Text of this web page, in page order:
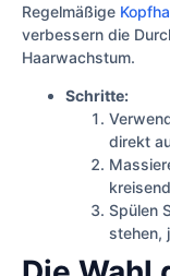
Regelmäßige
verbessern die
Haarwachstum.
Schritte:
direkt
Spülen
stehen,